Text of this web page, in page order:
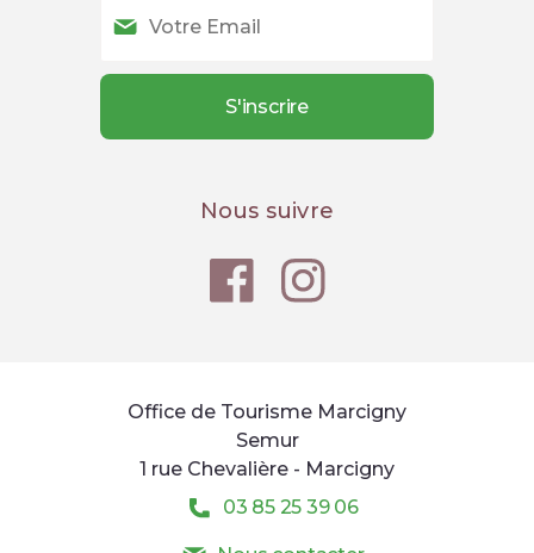
Nous suivre
Office de Tourisme Marcigny
Semur
1 rue Chevalière - Marcigny
03 85 25 39 06